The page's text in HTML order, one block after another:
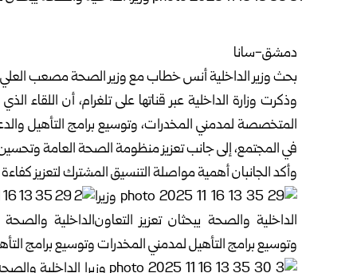
دمشق-سانا
بحثوزير الداخليةأنس خطاب معوزير الصحةمصعب العلي،
وذكرت وزارة الداخلية عبر قناتها على تلغرام، أن اللقاء
المتخصصة لمدمني المخدرات، وتوسيع برامج التأهيل
في المجتمع، إلى جانب تعزيز منظومة الصحة العامة
وأكد الجانبان أهمية مواصلة التنسيق المشترك لتعزيز